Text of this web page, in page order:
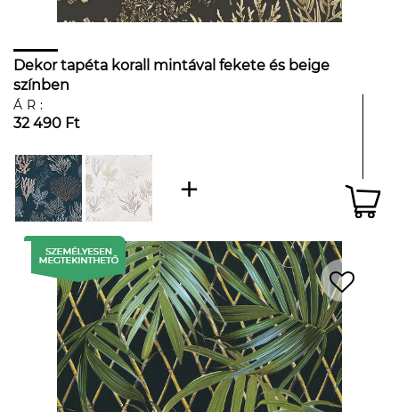
Dekor tapéta korall mintával fekete és beige
színben
ÁR:
32 490 Ft